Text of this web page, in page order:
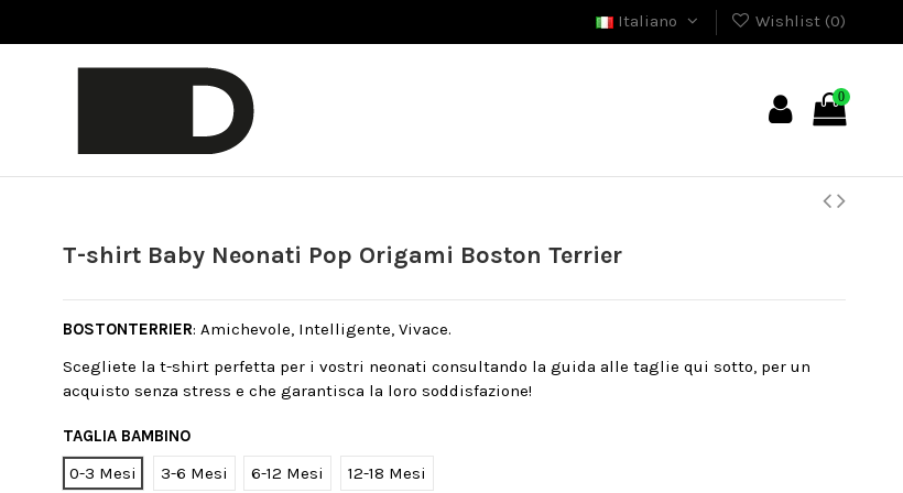
Italiano Wishlist (0)
0
T-shirt Baby Neonati Pop Origami Boston Terrier
BOSTONTERRIER: Amichevole, Intelligente, Vivace.
Scegliete la t-shirt perfetta per i vostri neonati consultando la guida alle taglie qui sotto, per un
acquisto senza stress e che garantisca la loro soddisfazione!
TAGLIA BAMBINO
0-3 Mesi
3-6 Mesi 6-12 Mesi 12-18 Mesi